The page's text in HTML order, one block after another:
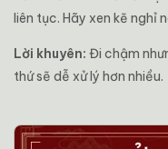
liên tục. Hãy xen kẽ nghỉ
Lời khuyên: Đi chậm
thứ sẽ dễ xử lý hơn nhiều.